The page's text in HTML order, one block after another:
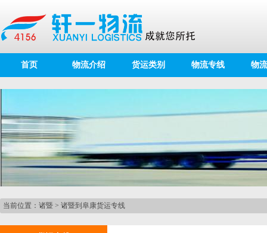
首页 物流介绍 货运类别 物流专线 物
当前位置： 诸暨 > 诸暨到阜康货运专线